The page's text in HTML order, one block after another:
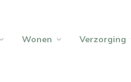
Wonen Verzorging